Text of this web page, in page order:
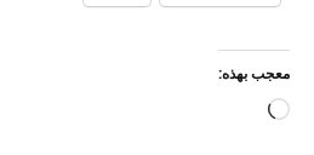
معجب بهذه:
جاري